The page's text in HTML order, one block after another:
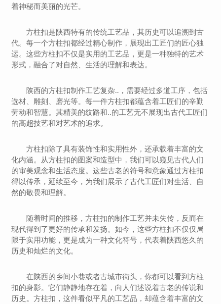
着神秘而美丽的光芒。
方柱扣是陕西特有的传统工艺品，其历史可以追溯到古
代。每一个方柱扣都经过精心制作，展现出工匠们的匠心独
运。这些方柱扣不仅是实用的工艺品，更是一种独特的艺术
形式，融合了对自然、生活的理解和表达。
陕西的方柱扣制作工艺复杂..，需要经过多道工序，包括
选材、雕刻、磨光等。每一件方柱扣都蕴含着工匠们的辛勤
劳动和智慧。其精美的纹路和..的工艺无不展现出古代工匠们
的高超技艺和对艺术的追求。
方柱扣除了具有装饰性和实用性外，还承载着丰富的文
化内涵。从方柱扣的图案和造型中，我们可以窥见古代人们
的审美观念和生活态度。这些古老的符号和意象通过方柱扣
得以传承，延续至今，为我们展示了古代工匠们对生活、自
然的敬畏和理解。
随着时间的推移，方柱扣的制作工艺并未失传，反而在
现代得到了更好的传承和发扬。如今，这些方柱扣不仅仅局
限于实用功能，更是成为一种文化符号，代表着陕西悠久的
历史和灿烂的文化。
在陕西的乡间小巷或者古城市街头，你都可以看到方柱
扣的身影。它们静静地存在着，向人们述说着古老的传说和
历史。方柱扣，这件看似平凡的工艺品，却蕴含着丰富的文